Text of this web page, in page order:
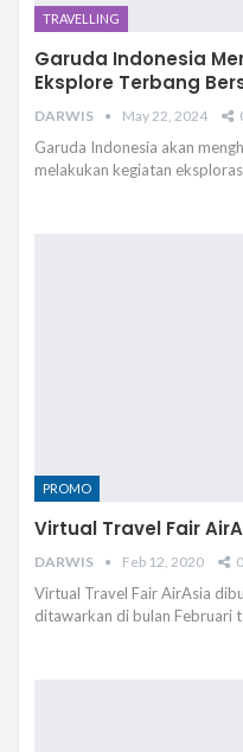
TRAVELLING
Garuda Indonesia
Eksplore Terbang
DARWIS May 22, 2024
Garuda Indonesia akan
melakukan kegiatan
PROMO
Virtual Travel Fair
DARWIS Feb 12, 2020 0
Virtual Travel Fair AirAsia
ditawarkan di bulan Februari